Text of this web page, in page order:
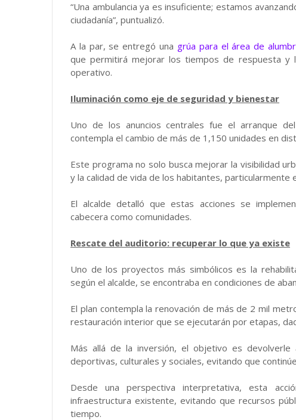
“Una ambulancia ya es insuficiente; estamos
ciudadanía”, puntualizó.
A la par, se entregó una grúa para el área de
que permitirá mejorar los tiempos de respuesta y
operativo.
Iluminación como eje de seguridad y bienestar
Uno de los anuncios centrales fue el arranque
contempla el cambio de más de 1,150 unidades en
Este programa no solo busca mejorar la visibilidad
y la calidad de vida de los habitantes, particularmente
El alcalde detalló que estas acciones se
cabecera como comunidades.
Rescate del auditorio: recuperar lo que ya existe
Uno de los proyectos más simbólicos es la
según el alcalde, se encontraba en condiciones de
El plan contempla la renovación de más de 2 mil
restauración interior que se ejecutarán por etapas,
Más allá de la inversión, el objetivo es devolverle
deportivas, culturales y sociales, evitando que
Desde una perspectiva interpretativa, esta
infraestructura existente, evitando que recursos
tiempo.